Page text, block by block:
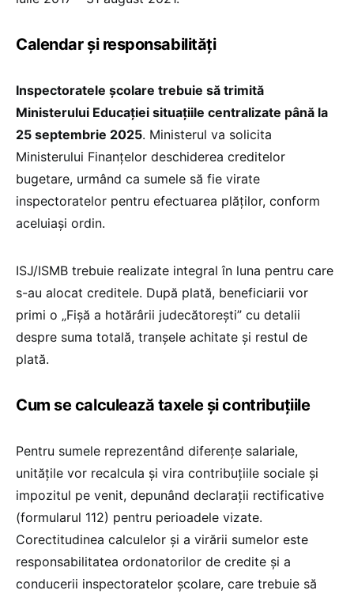
Calendar și responsabilități
Inspectoratele școlare trebuie să trimită
Ministerului Educației situațiile centralizate până la
25 septembrie 2025. Ministerul va solicita
Ministerului Finanțelor deschiderea creditelor
bugetare, urmând ca sumele să fie virate
inspectoratelor pentru efectuarea plăților, conform
aceluiași ordin.
ISJ/ISMB trebuie realizate integral în luna pentru care
s-au alocat creditele. După plată, beneficiarii vor
primi o „Fișă a hotărârii judecătorești” cu detalii
despre suma totală, tranșele achitate și restul de
plată.
Cum se calculează taxele și contribuțiile
Pentru sumele reprezentând diferențe salariale,
unitățile vor recalcula și vira contribuțiile sociale și
impozitul pe venit, depunând declarații rectificative
(formularul 112) pentru perioadele vizate.
Corectitudinea calculelor și a virării sumelor este
responsabilitatea ordonatorilor de credite și a
conducerii inspectoratelor școlare, care trebuie să